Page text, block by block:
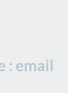
: email